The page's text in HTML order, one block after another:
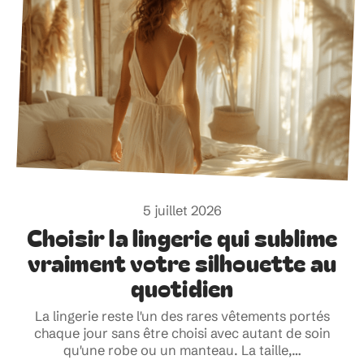
5 juillet 2026
Choisir la lingerie qui sublime
vraiment votre silhouette au
quotidien
La lingerie reste l'un des rares vêtements portés
chaque jour sans être choisi avec autant de soin
qu'une robe ou un manteau. La taille,…